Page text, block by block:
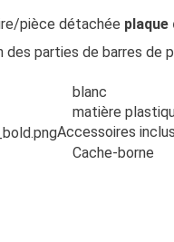
pièce détachée
parties de barres de
blanc
matière
Accessoires inclus
Cache-borne